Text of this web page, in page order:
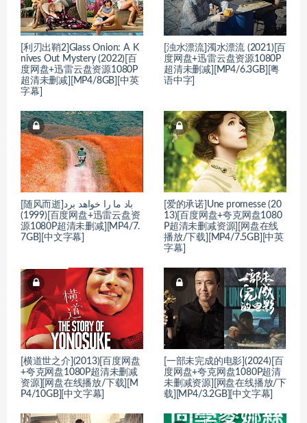
[利刃出鞘2]Glass Onion: A K
nives Out Mystery (2022)[百
度网盘+迅雷云盘资源1080P
超清未删减][MP4/8GB][中英
字幕]
[浊水漂流]濁水漂流 (2021)[百
度网盘+迅雷云盘资源1080P
超清未删减][MP4/6.3GB][粤
语中字]
[随风而逝]باد ما را خواهد برد
(1999)[百度网盘+迅雷云盘资
源1080P超清未删减][MP4/7.
7GB][中文字幕]
[爱的承诺]Une promesse (20
13)[百度网盘+夸克网盘1080
P超清未删减资源][网盘在线
播放/下载][MP4/7.5GB][中英
字幕]
[横道世之介](2013)[百度网盘
+夸克网盘1080P超清未删减
资源][网盘在线播放/下载][M
P4/10GB][中文字幕]
[一部未完成的电影](2024)[百
度网盘+夸克网盘1080P超清
未删减资源][网盘在线播放/下
载][MP4/3.2GB][中文字幕]